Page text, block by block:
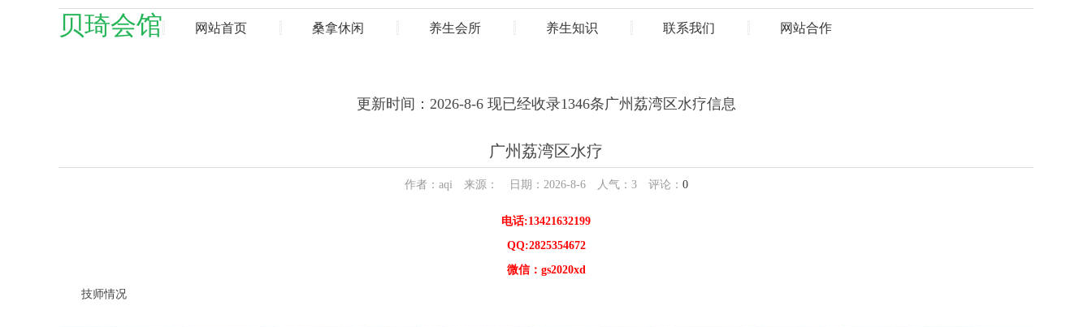
贝琦会馆 网站首页 桑拿休闲 养生会所 养生知识 联系我们 网站合作
更新时间：2026-8-6 现已经收录1346条广州荔湾区水疗信息
广州荔湾区水疗
作者：aqi 来源： 日期：2026-8-6 人气： 3评论： 0
电话:13421632199
QQ:2825354672
微信：gs2020xd
技师情况